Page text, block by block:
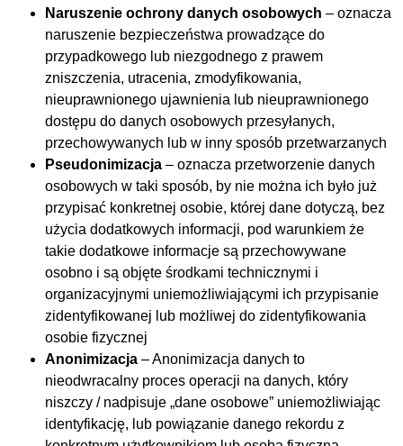
Naruszenie ochrony danych osobowych – oznacza
naruszenie bezpieczeństwa prowadzące do
przypadkowego lub niezgodnego z prawem
zniszczenia, utracenia, zmodyfikowania,
nieuprawnionego ujawnienia lub nieuprawnionego
dostępu do danych osobowych przesyłanych,
przechowywanych lub w inny sposób przetwarzanych
Pseudonimizacja – oznacza przetworzenie danych
osobowych w taki sposób, by nie można ich było już
przypisać konkretnej osobie, której dane dotyczą, bez
użycia dodatkowych informacji, pod warunkiem że
takie dodatkowe informacje są przechowywane
osobno i są objęte środkami technicznymi i
organizacyjnymi uniemożliwiającymi ich przypisanie
zidentyfikowanej lub możliwej do zidentyfikowania
osobie fizycznej
Anonimizacja – Anonimizacja danych to
nieodwracalny proces operacji na danych, który
niszczy / nadpisuje „dane osobowe” uniemożliwiając
identyfikację, lub powiązanie danego rekordu z